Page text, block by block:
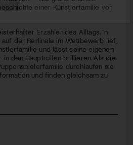
einer Künstlerfamilie vor
Erzähler des Alltags. In
der Berlinale im Wettbewerb lief,
und lässt seine eigenen
den Hauptrollen brillieren. Als die
durchlaufen sie
und finden gleichsam zu